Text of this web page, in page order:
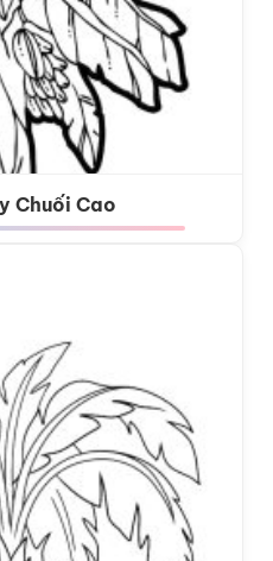
Chuối Cao